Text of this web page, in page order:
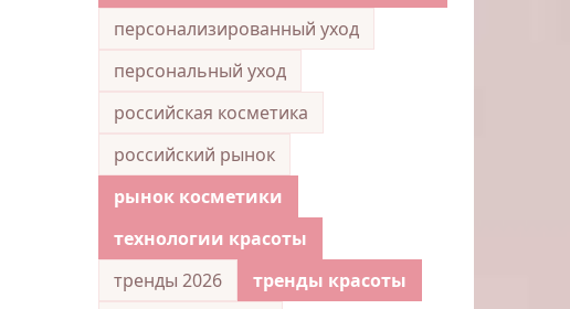
персонализированный уход
персональный уход
российская косметика
российский рынок
рынок косметики
технологии красоты
тренды 2026
тренды красоты